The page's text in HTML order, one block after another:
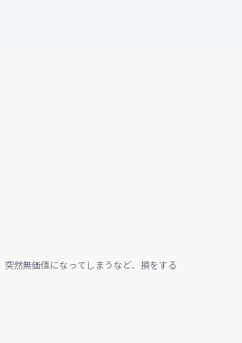
然無価値になってしまうなど、損をする